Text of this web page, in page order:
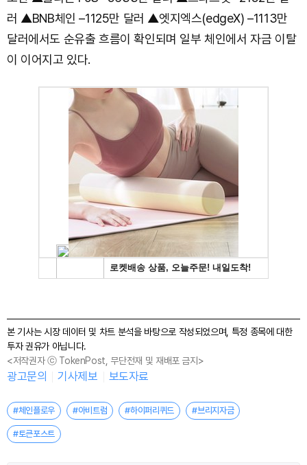
러 ▲BNB체인 –1125만 달러 ▲엣지엑스(edgeX) –1113만
달러에서도 순유출 흐름이 확인되며 일부 체인에서 자금 이탈
이 이어지고 있다.
본 기사는 시장 데이터 및 차트 분석을 바탕으로 작성되었으며, 특정 종목에 대한
투자 권유가 아닙니다.
<저작권자 ⓒ TokenPost, 무단전재 및 재배포 금지>
광고문의 기사제보 보도자료
#체인플로우 #아비트럼 #하이퍼리퀴드 #브리지자금
#토큰포스트